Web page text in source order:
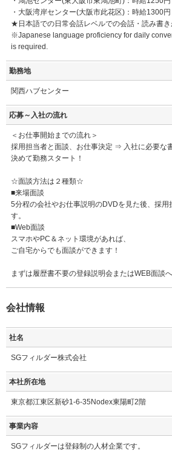
・大阪湾岸センター(大阪市此花区)：時給1300円
★日本語での日常会話レベルでの会話・読み書
※Japanese language proficiency for daily
is required.
勤務地
関西ハブセンター
応募～入社の流れ
＜お仕事開始までの流れ＞
採用担当者と面談、お仕事決定 ⇒ 入社に必要な
決めて勤務スタート！
☆面談方法は２種類☆
■来場面談
5分程の会社やお仕事説明のDVDを見た後、採用
す。
■Web面談
スマホやPC＆ネット環境があれば、
ご自宅からでも面談ができます！
まずは履歴書不要の登録説明会またはWEB面談
会社情報
社名
SGフィルダー株式会社
本社所在地
東京都江東区新砂1-6-35Nodex東陽町2階
事業内容
SGフィルダーは登録制の人材企業です。